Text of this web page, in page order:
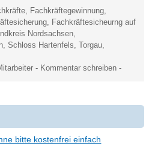
, Fachkräftegewinnung,
, Fachkräftesicheurng auf
Nordsachsen,
,Schloss Hartenfels,Torgau,
- Kommentar schreiben -
bitte kostenfrei einfach